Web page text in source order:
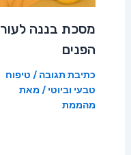
מסכת בננה לעור
הפנים
כתיבת תגובה / טיפוח
טבעי וביוטי / מאת
מהממת